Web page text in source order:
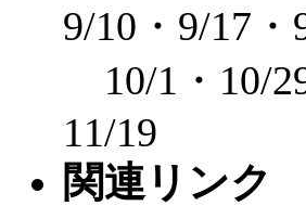
9/10・9/17・
10/1・10/
11/19
関連リンク